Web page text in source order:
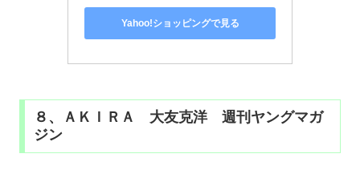
Yahoo!ショッピングで見る
８、ＡＫＩＲＡ 大友克洋 週刊ヤングマガ
ジン